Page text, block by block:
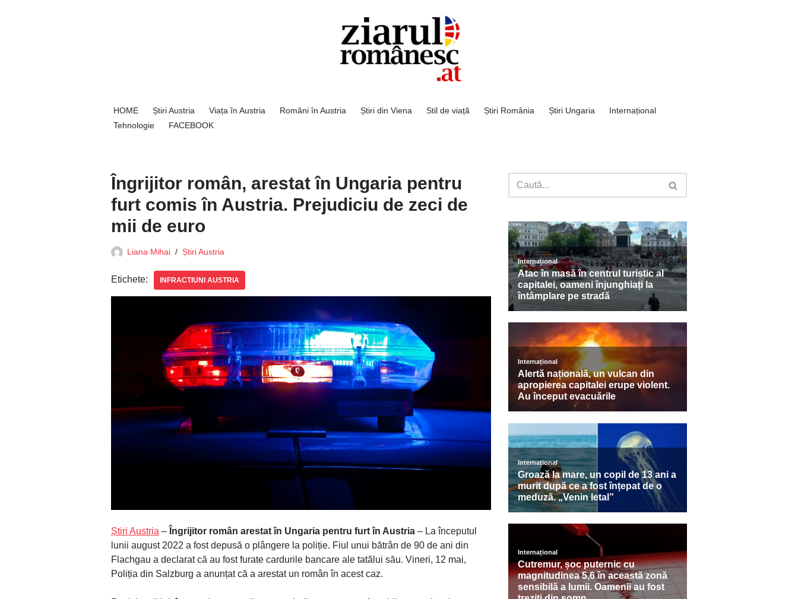
HOME Știri Austria Viața în Austria Români în Austria Știri din Viena Stil de viață Știri România Știri Ungaria
Internațional
Tehnologie
FACEBOOK
Îngrijitor român, arestat în Ungaria pentru
furt comis în Austria. Prejudiciu de zeci de
mii de euro
Liana Mihai Știri Austria
Etichete: INFRACTIUNI AUSTRIA
Știri Austria – Îngrijitor român arestat în Ungaria pentru furt în Austria – La începutul
lunii august 2022 a fost depusă o plângere la poliție. Fiul unui bătrân de 90 de ani din
Flachgau a declarat că au fost furate cardurile bancare ale tatălui său. Vineri, 12 mai,
Poliția din Salzburg a anunțat că a arestat un român în acest caz.